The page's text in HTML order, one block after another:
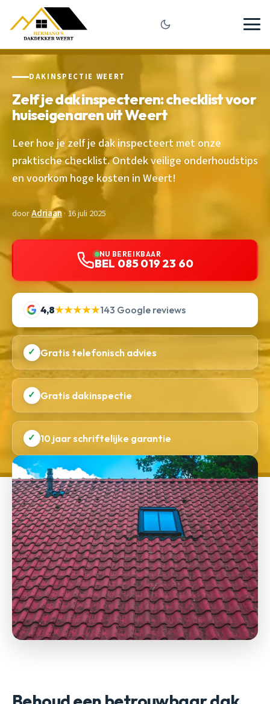
DAKINSPECTIE WEERT
Zelf je dak inspecteren: checklist voor
huiseigenaren uit Weert
Leer hoe je zelf je dak inspecteert met onze
praktische checklist. Ontdek veilige onderhoudstips
en voorkom hoge kosten in Weert!
doorAdriaan· 16 juli 2025
NU BEREIKBAAR
BEL 085 019 23 60
4,8★★★★★143 Google reviews
✓ Gratis telefonisch advies
✓ Gratis dakinspectie
✓ 10 jaar schriftelijke garantie